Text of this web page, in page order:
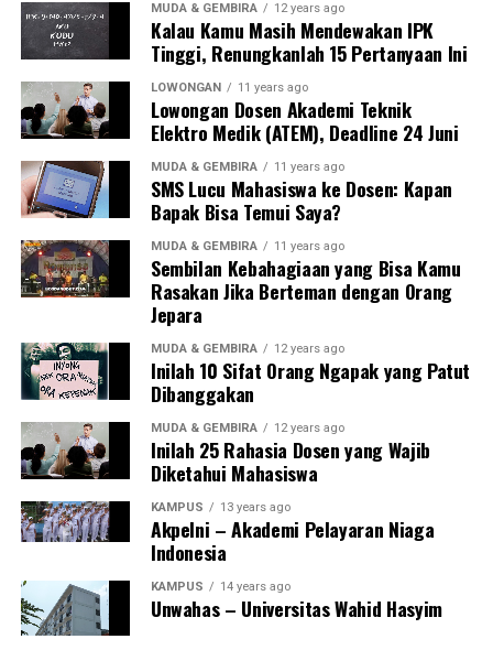
MUDA & GEMBIRA 12 years ago
Kalau Kamu Masih Mendewakan IPK
Tinggi, Renungkanlah 15 Pertanyaan Ini
LOWONGAN 11 years ago
Lowongan Dosen Akademi Teknik
Elektro Medik (ATEM), Deadline 24 Juni
MUDA & GEMBIRA 11 years ago
SMS Lucu Mahasiswa ke Dosen: Kapan
Bapak Bisa Temui Saya?
MUDA & GEMBIRA 11 years ago
Sembilan Kebahagiaan yang Bisa Kamu
Rasakan Jika Berteman dengan Orang
Jepara
MUDA & GEMBIRA 12 years ago
Inilah 10 Sifat Orang Ngapak yang Patut
Dibanggakan
MUDA & GEMBIRA 12 years ago
Inilah 25 Rahasia Dosen yang Wajib
Diketahui Mahasiswa
KAMPUS 13 years ago
Akpelni – Akademi Pelayaran Niaga
Indonesia
KAMPUS 14 years ago
Unwahas – Universitas Wahid Hasyim